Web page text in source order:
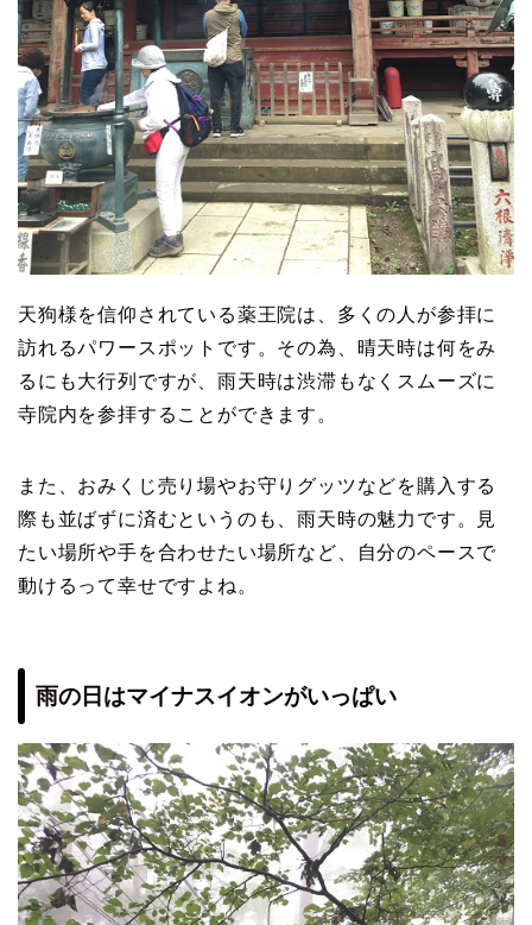
天狗様を信仰されている薬王院は、多くの人が参拝に
訪れるパワースポットです。その為、晴天時は何をみ
るにも大行列ですが、雨天時は渋滞もなくスムーズに
寺院内を参拝することができます。
また、おみくじ売り場やお守りグッツなどを購入する
際も並ばずに済むというのも、雨天時の魅力です。見
たい場所や手を合わせたい場所など、自分のペースで
動けるって幸せですよね。
雨の日はマイナスイオンがいっぱい